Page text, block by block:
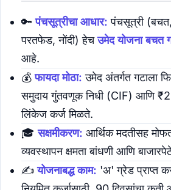
🔑पंचसूत्रीचा आधार: पंचसूत्री
परतफेड, नोंदी) हेचउमेद योजना बचत
आहे.
💰फायदा मोठा: उमेद अंतर्गत गटाला
समुदाय गुंतवणूक निधी (CIF) आणि
लिंकेज कर्ज मिळते.
🎓सक्षमीकरण: आर्थिक मदतीसह
व्यवस्थापन क्षमता बांधणी आणि
✍️योजनाबद्ध काम: 'अ' ग्रेड प्राप्त